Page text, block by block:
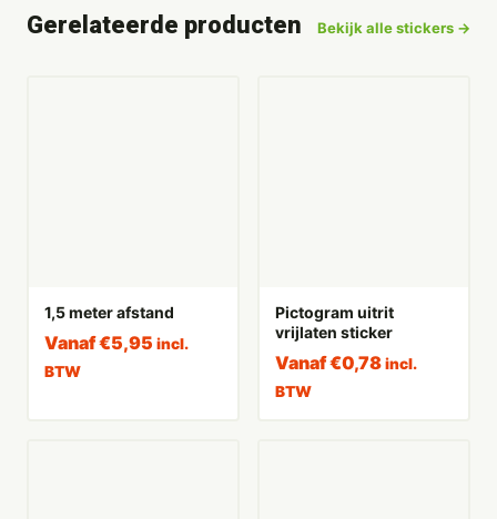
Gerelateerde producten Bekijk alle stickers →
1,5 meter afstand
Vanaf€5,95 incl.
BTW
Pictogram uitrit
vrijlaten sticker
Vanaf€0,78 incl.
BTW